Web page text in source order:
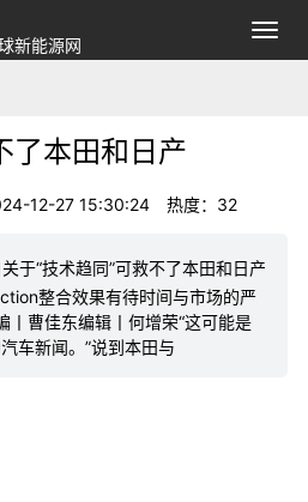
切
换
新能源网
了本田和日产
12-27 15:30:24 热度： 32
于“技术趋同”可救不了本田和日产
整合效果有待时间与市场的严
丨曹佳东编辑丨何增荣“这可能是
车新闻。”说到本田与